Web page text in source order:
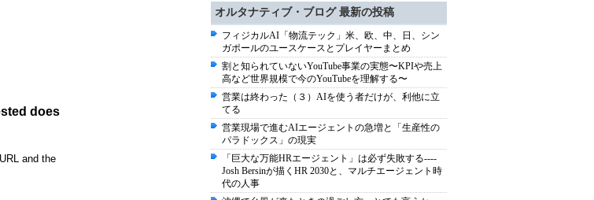
オルタナティブ・ブログ 最新の投稿
フィジカルAI「物流テック」米、欧、中、日、シン
ガポールのユースケースとプレイヤーまとめ
割と知られていないYouTube事業の実態〜KPIや売上
高など世界規模で今のYouTubeを理解する〜
営業は終わった（３）AIを使う者だけが、利他に立
てる
営業現場で進むAIエージェントの急増と「生産性の
パラドックス」の現実
「巨大な万能HRエージェント」は必ず失敗する----
Josh Bersinが描くHR 2030と、マルチエージェント時
代の人事